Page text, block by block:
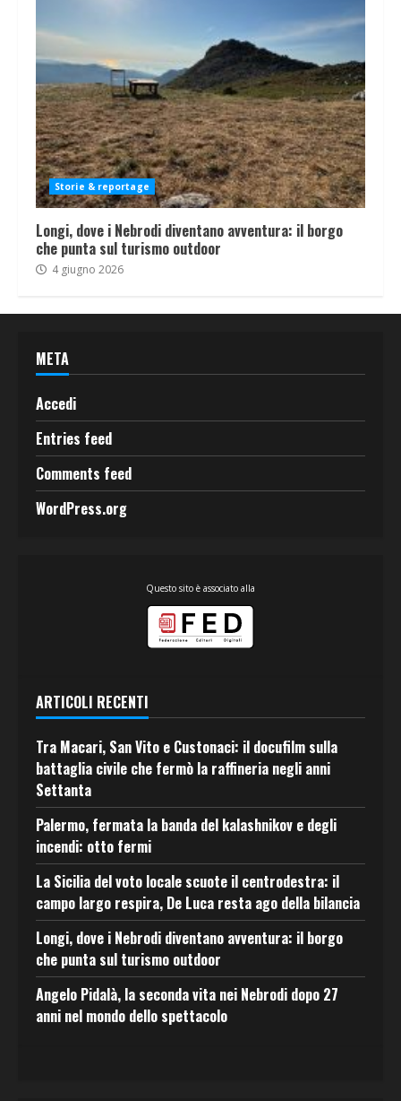
Storie & reportage
Longi, dove i Nebrodi diventano avventura: il borgo
che punta sul turismo outdoor
4 giugno 2026
META
Accedi
Entries feed
Comments feed
WordPress.org
Questo sito è associato alla
ARTICOLI RECENTI
Tra Macari, San Vito e Custonaci: il docufilm sulla
battaglia civile che fermò la raffineria negli anni
Settanta
Palermo, fermata la banda del kalashnikov e degli
incendi: otto fermi
La Sicilia del voto locale scuote il centrodestra: il
campo largo respira, De Luca resta ago della bilancia
Longi, dove i Nebrodi diventano avventura: il borgo
che punta sul turismo outdoor
Angelo Pidalà, la seconda vita nei Nebrodi dopo 27
anni nel mondo dello spettacolo